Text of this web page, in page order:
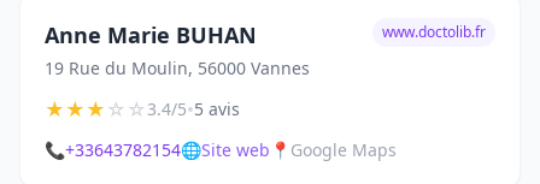
Anne Marie BUHAN
19 Rue du Moulin, 56000 Vannes
www.doctolib.fr
★★★☆☆3.4/5•5 avis
📞+33643782154🌐Site web 📍 Google Maps